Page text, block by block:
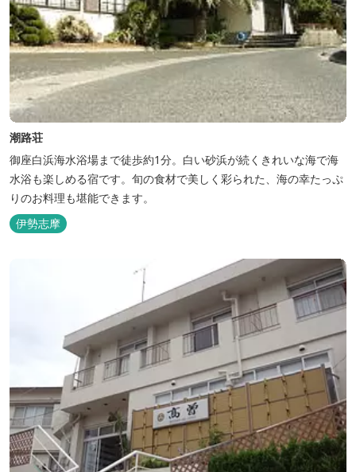
潮路荘
御座白浜海水浴場まで徒歩約1分。白い砂浜が続くきれいな海で海
水浴も楽しめる宿です。旬の食材で美しく彩られた、海の幸たっぷ
りのお料理も堪能できます。
伊勢志摩